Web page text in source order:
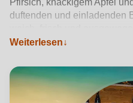
Pfirsich, knackigem Apfel
duftenden und einladenden
Persistenz, die seine
biologisch angebaut.
Glera mit Authentizität und
Ergebnis ist ein extra
Weiterlesen